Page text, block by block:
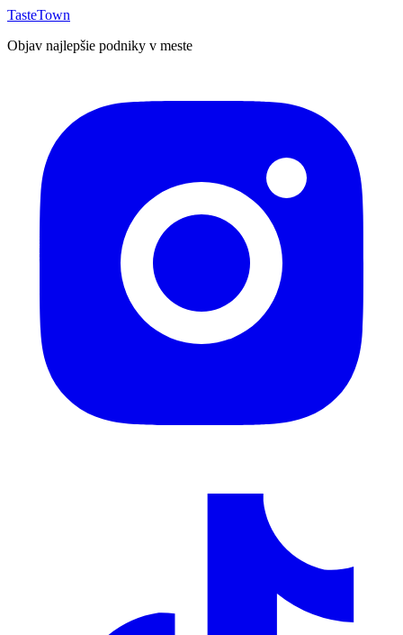
TasteTown
Objav najlepšie podniky v meste